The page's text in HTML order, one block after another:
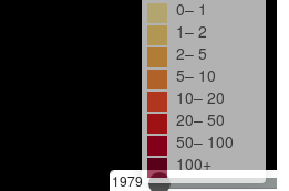
1979
0– 1
1– 2
2– 5
5– 10
10– 20
20– 50
50– 100
100+